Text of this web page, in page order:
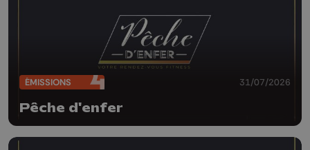
ÉMISSIONS 31/07/2026
Pêche d'enfer